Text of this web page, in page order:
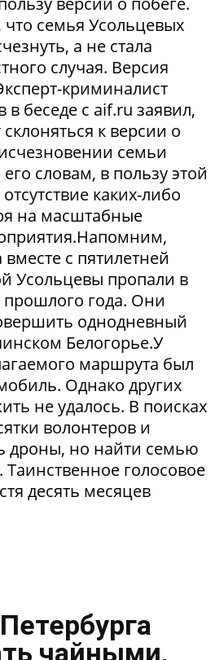
что семья Усольцевых
а не стала
случая. Версия
криминалист
беседе с aif.ru заявил,
к версии о
семьи
словам, в пользу этой
каких-либо
на масштабные
с пятилетней
Усольцевы пропали в
прошлого года. Они
однодневный
Белогорье.У
маршрута был
Однако других
не удалось. В поисках
волонтеров и
дроны, но найти семью
Таинственное голосовое
десять месяцев
чайными,